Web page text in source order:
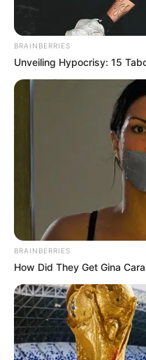
állomásához, ahonnan
szerelvények.
az természetesen
az eset tavaly
beszámoltunk arról,
történt az M3-as metró
megállójában, a 13.
BRAINBERRIES
Unveiling Hypocrisy: 15
BRAINBERRIES
How Did They Get Gina